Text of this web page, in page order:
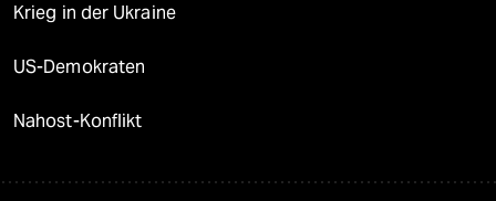
Krieg in der Ukraine
US-Demokraten
Nahost-Konflikt